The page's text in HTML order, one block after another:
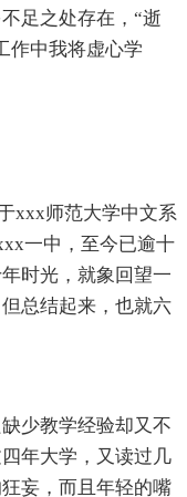
足之处存在，“逝
作中我将虚心学
xxx师范大学中文系
一中，至今已逾十
时光，就象回望一
总结起来，也就六
少教学经验却又不
年大学，又读过几
妄，而且年轻的嘴